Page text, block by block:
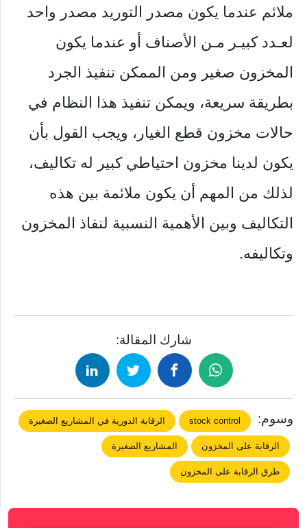
ملائم عندما يكون مصدر التوريد مصدر واحد
لعـدد كبيـر مـن الأصناف أو عندما يكون
المخزون صغير ومن الممكن تنفيذ الجرد
بطريقة سريعة، ويمكن تنفيذ هذا النظام في
حالات مخزون قطع الغيار، ويجب القول بأن
يكون لدينا مخزون احتياطي كبير له تكاليف،
لذلك من المهم أن يكون ملائمة بين هذه
التكاليف وبين الأهمية النسبية لنفاذ المخزون
وتكاليفه.
شارك المقالة:
وسوم: stock control الرقابة الدورية في المشاريع الصغيرة
الرقابة على المخزون المشاريع الصغيرة
طرق الرقابة على المخزون